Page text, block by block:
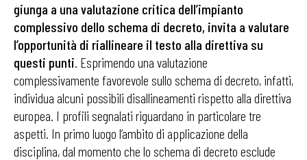
giunga a una valutazione critica dell’impianto
complessivo dello schema di decreto, invita a valutare
l’opportunità di riallineare il testo alla direttiva su
questi punti. Esprimendo una valutazione
complessivamente favorevole sullo schema di decreto, infatti,
individua alcuni possibili disallineamenti rispetto alla direttiva
europea. I profili segnalati riguardano in particolare tre
aspetti. In primo luogo l’ambito di applicazione della
disciplina, dal momento che lo schema di decreto esclude